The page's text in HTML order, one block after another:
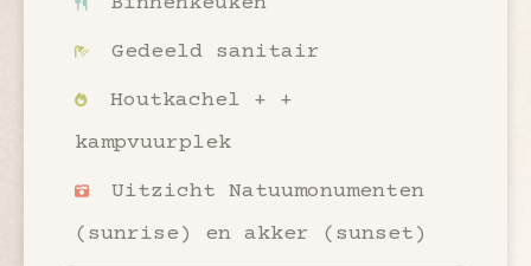
Gedeeld sanitair
Houtkachel + +
kampvuurplek
Uitzicht Natuumonumenten
(sunrise) en akker (sunset)